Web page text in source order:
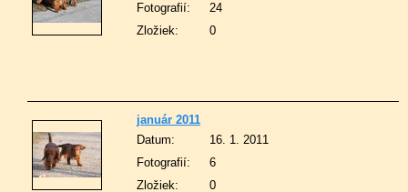
Fotografií:
24
Zložiek:
0
január 2011
Datum:
16. 1. 2011
Fotografií:
6
Zložiek:
0